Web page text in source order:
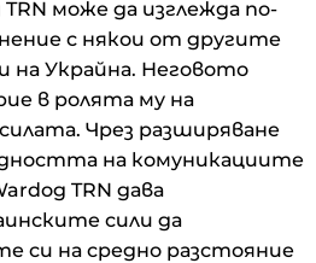
може да изглежда по-
с някои от другите
на Украйна. Неговото
в ролята му на
Чрез разширяване
на комуникациите
TRN дава
сили да
си на средно разстояние